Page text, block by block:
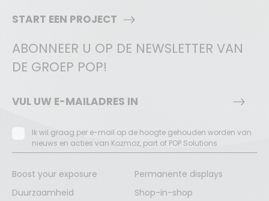
START EEN PROJECT
ABONNEER U OP DE NEWSLETTER VAN
DE GROEP POP!
Ik wil graag per e-mail op de hoogte gehouden worden van
nieuws en acties van Kozmoz, part of POP Solutions
Boost your exposure
Duurzaamheid
Permanente displays
Shop-in-shop